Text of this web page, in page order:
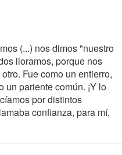
(...) nos dimos "nuestro
lloramos, porque nos
Fue como un entierro,
un pariente común. ¡Y lo
por distintos
confianza, para mí,